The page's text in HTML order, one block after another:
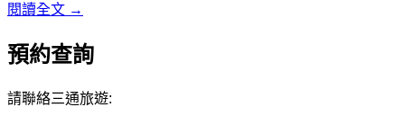
閱讀全文 →
預約查詢
請聯絡三通旅遊: